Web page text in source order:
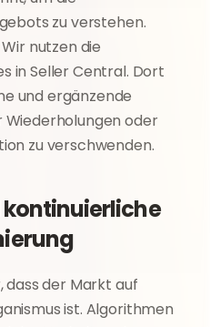
zu verstehen.
nutzen die
in Seller Central. Dort
und ergänzende
Wiederholungen oder
zu verschwenden.
dass der Markt auf
ist. Algorithmen